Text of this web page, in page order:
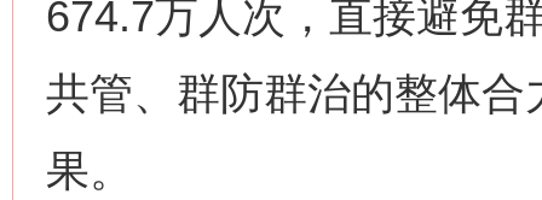
674.7万人次，直接避免
共管、群防群治的整体
果。